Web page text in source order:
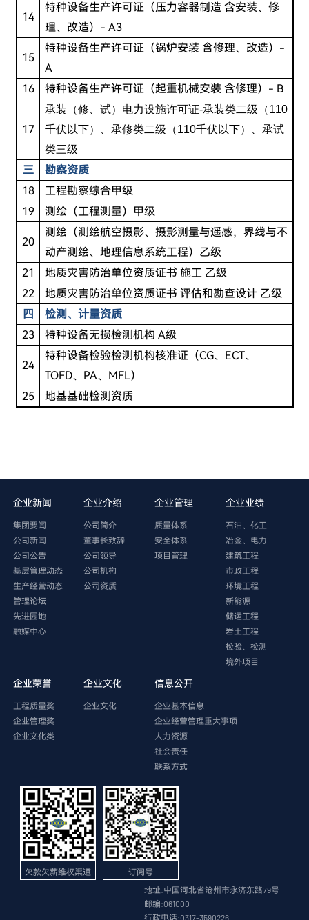
14
特种设备生产许可证（压力容器制造 含安装、修
理、改造）- A3
15
特种设备生产许可证（锅炉安装 含修理、改造）-
A
16
特种设备生产许可证（起重机械安装 含修理）- B
17
承装（修、试）电力设施许可证-承装类二级（110
千伏以下）、承修类二级（110千伏以下）、承试
类三级
三
勘察资质
18
工程勘察综合甲级
19
测绘（工程测量）甲级
20
测绘（测绘航空摄影、摄影测量与遥感，界线与不
动产测绘、地理信息系统工程）乙级
21
地质灾害防治单位资质证书 施工 乙级
22
地质灾害防治单位资质证书 评估和勘查设计 乙级
四
检测、计量资质
23
特种设备无损检测机构 A级
24
特种设备检验检测机构核准证（CG、ECT、
TOFD、PA、MFL）
25
地基基础检测资质
企业新闻
集团要闻
公司新闻
公司公告
基层管理动态
生产经营动态
管理论坛
先进园地
融媒中心
企业介绍
公司简介
董事长致辞
公司领导
公司机构
公司资质
企业管理
质量体系
安全体系
项目管理
企业业绩
石油、化工
冶金、电力
建筑工程
市政工程
环境工程
新能源
储运工程
岩土工程
检验、检测
境外项目
企业荣誉
工程质量奖
企业管理奖
企业文化类
企业文化
企业文化
信息公开
企业基本信息
企业经营管理重大事项
人力资源
社会责任
联系方式
欠款欠薪维权渠道
订阅号
地址:中国河北省沧州市永济东路79号
邮编:061000
行政电话:0317-3590226